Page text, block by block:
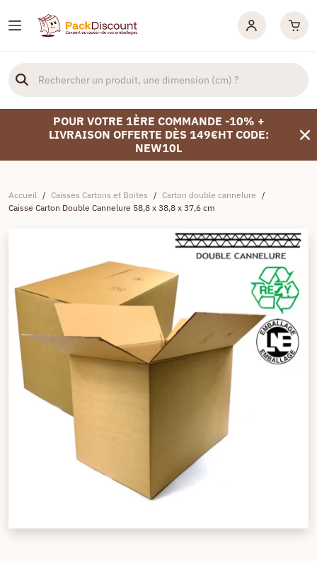
POUR VOTRE 1ÈRE COMMANDE -10% +
LIVRAISON OFFERTE DÈS 149€HT CODE:
NEW10L
Accueil / Caisses Cartons et Boites / Carton double cannelure /
Caisse Carton Double Cannelure 58,8 x 38,8 x 37,6 cm